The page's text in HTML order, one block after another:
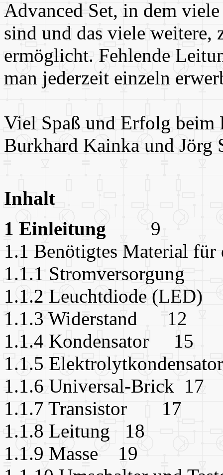
Advanced Set, in dem
sind und das viele weitere,
ermöglicht. Fehlende
man jederzeit einzeln
Viel Spaß und Erfolg beim
Burkhard Kainka und Jörg
Inhalt
1 Einleitung 9
1.1 Benötigtes Material
1.1.1
1.1.2 Leuchtdiode
1.1.3 Widerstand 12
1.1.4 Kondensator 15
1.1.5
1.1.6 Universal-Brick 17
1.1.7 Transistor 17
1.1.8 Leitung 18
1.1.9 Masse 19